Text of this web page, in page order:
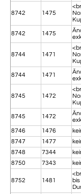
8742 1475
8742 1475
8744 1471
8744 1471
8745 1472
8745 1472
8746
1476
8747
1477
8748
7344
8750
7343
8752 1481